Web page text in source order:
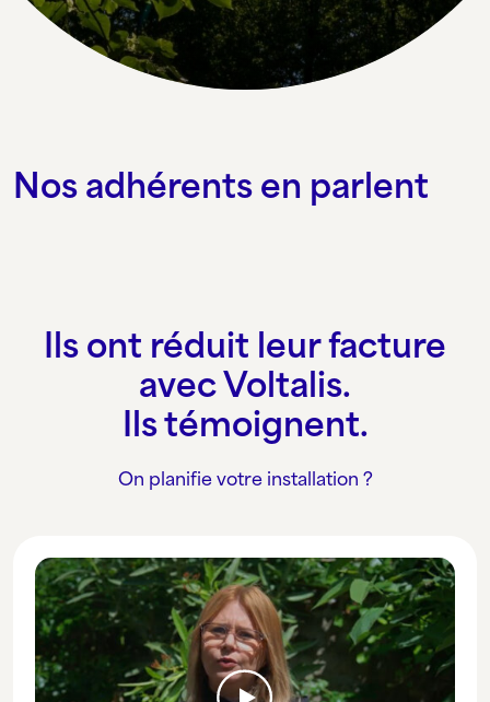
Nos adhérents en parlent
Ils ont réduit leur facture
avec Voltalis.
Ils témoignent.
On planifie votre installation ?